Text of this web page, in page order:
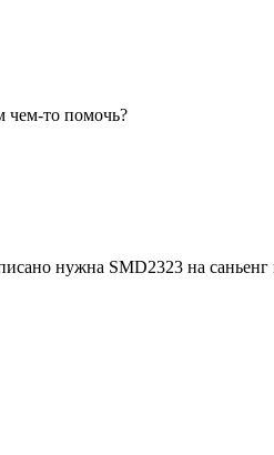
чем-то помочь?
нужна SMD2323 на